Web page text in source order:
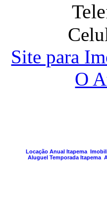
Site para
O
Locação Anual Itapema
Aluguel Temporada Itapema